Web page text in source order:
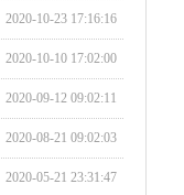
2020-10-23 17:16:16
2020-10-10 17:02:00
2020-09-12 09:02:11
2020-08-21 09:02:03
2020-05-21 23:31:47